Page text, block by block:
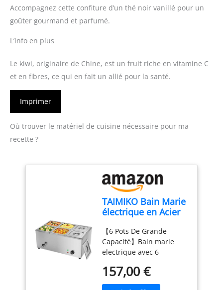
Accompagnez cette confiture d’un thé noir vanillé pour un
goûter gourmand et parfumé.
L’info en plus
Le kiwi, originaire de Chine, est un fruit riche en vitamine C
et en fibres, ce qui en fait un allié pour la santé.
Imprimer
Où trouver le matériel de cuisine nécessaire pour ma
recette ?
TAIMIKO Bain Marie
électrique en Acier
Chauffe-Plats
Professionnel
Commercial avec 6
Bacs Casseroles
avec Robinet de
vidange Contrôle de
【6 Pots De Grande
Capacité】Bain marie
electrique avec 6
couvercles,chaque pot a
une taille intérieure de
157,00 €